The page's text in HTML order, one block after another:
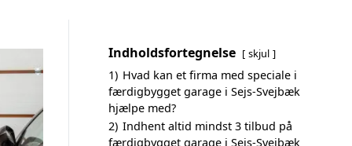
Indholdsfortegnelse skjul
1) Hvad kan et firma med speciale i
færdigbygget garage i Sejs-Svejbæk
hjælpe med?
2) Indhent altid mindst 3 tilbud på
færdigbygget garage i Sejs-Svejbæk